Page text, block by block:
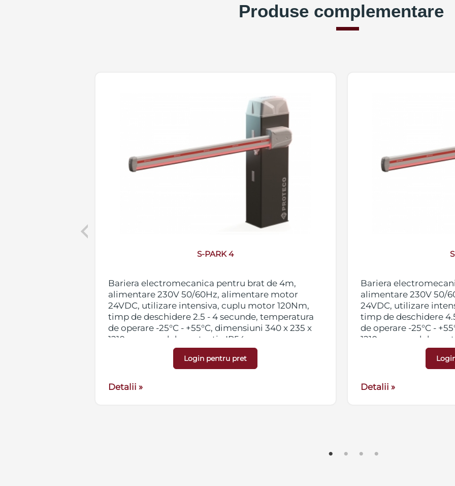
Produse complementare
Previous
S-PARK 4
Bariera electromecanica pentru brat de 4m,
alimentare 230V 50/60Hz, alimentare motor
24VDC, utilizare intensiva, cuplu motor 120Nm,
timp de deschidere 2.5 - 4 secunde, temperatura
de operare -25°C - +55°C, dimensiuni 340 x 235 x
1210 mm, grad de protectie IP54
Pentru bratul barierei (comandat si livrat separat)
se percepe o taxa de transport special de 300 RON
+ TVA, iar pentru corpul barierei o taxa de
transport de 95 RON + TVA, cu exceptia cazului in
Login pentru pret
Detalii »
Bariera
alimentare 230V 50/
24VDC, utilizare
timp de deschidere
de operare -25°C -
1210 mm, grad de
Pentru bratul
se percepe o taxa de
+ TVA, iar pentru
transport de 95 RON
Detalii »